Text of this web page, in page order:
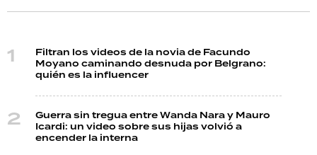
Filtran los videos de la novia de Facundo
Moyano caminando desnuda por Belgrano:
quién es la influencer
Guerra sin tregua entre Wanda Nara y Mauro
Icardi: un video sobre sus hijas volvió a
encender la interna